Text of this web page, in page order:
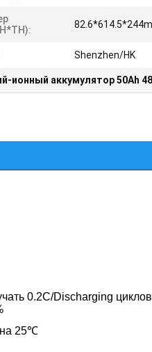
Shenzhen/HK
ионный аккумулятор 50Ah
0.2C/Discharging
на 25℃